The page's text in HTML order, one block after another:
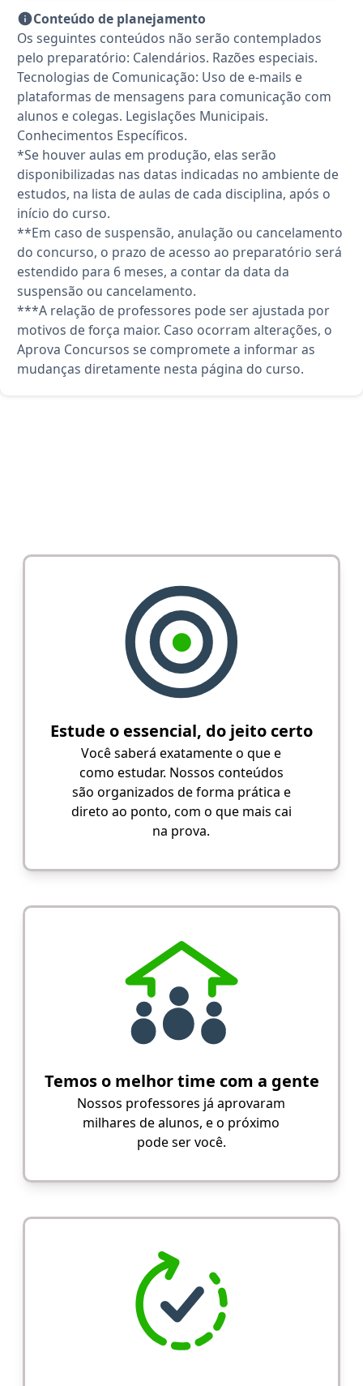
Conteúdo de planejamento
Os seguintes conteúdos não serão contemplados
pelo preparatório: Calendários. Razões especiais.
Tecnologias de Comunicação: Uso de e-mails e
plataformas de mensagens para comunicação com
alunos e colegas. Legislações Municipais.
Conhecimentos Específicos.
*Se houver aulas em produção, elas serão
disponibilizadas nas datas indicadas no ambiente de
estudos, na lista de aulas de cada disciplina, após o
início do curso.
**Em caso de suspensão, anulação ou cancelamento
do concurso, o prazo de acesso ao preparatório será
estendido para 6 meses, a contar da data da
suspensão ou cancelamento.
***A relação de professores pode ser ajustada por
motivos de força maior. Caso ocorram alterações, o
Aprova Concursos se compromete a informar as
mudanças diretamente nesta página do curso.
Estude o essencial, do jeito certo
Você saberá exatamente o que e
como estudar. Nossos conteúdos
são organizados de forma prática e
direto ao ponto, com o que mais cai
na prova.
Temos o melhor time com a gente
Nossos professores já aprovaram
milhares de alunos, e o próximo
pode ser você.